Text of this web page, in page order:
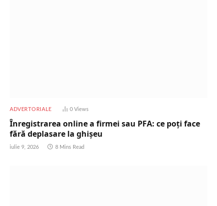
ADVERTORIALE 0 Views
Înregistrarea online a firmei sau PFA: ce poți face
fără deplasare la ghișeu
iulie 9, 2026 8 Mins Read